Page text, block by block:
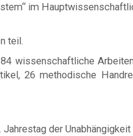
im
teil.
wissenschaftliche
26 methodische
der